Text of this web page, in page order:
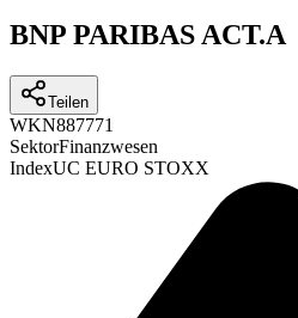
BNP PARIBAS ACT.A
Teilen
WKN887771
SektorFinanzwesen
IndexUC EURO STOXX